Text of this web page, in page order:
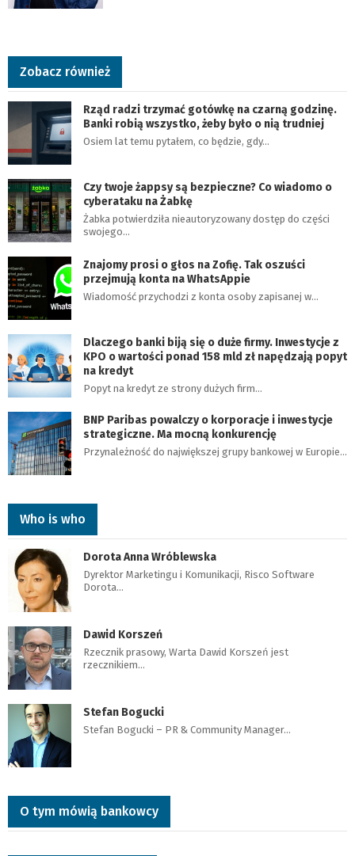
Zobacz również
Rząd radzi trzymać gotówkę na czarną godzinę.
Banki robią wszystko, żeby było o nią trudniej
Osiem lat temu pytałem, co będzie, gdy…
Czy twoje żappsy są bezpieczne? Co wiadomo o
cyberataku na Żabkę
Żabka potwierdziła nieautoryzowany dostęp do części
swojego…
Znajomy prosi o głos na Zofię. Tak oszuści
przejmują konta na WhatsAppie
Wiadomość przychodzi z konta osoby zapisanej w…
Dlaczego banki biją się o duże firmy. Inwestycje z
KPO o wartości ponad 158 mld zł napędzają popyt
na kredyt
Popyt na kredyt ze strony dużych firm…
BNP Paribas powalczy o korporacje i inwestycje
strategiczne. Ma mocną konkurencję
Przynależność do największej grupy bankowej w Europie…
Who is who
Dorota Anna Wróblewska
Dyrektor Marketingu i Komunikacji, Risco Software
Dorota…
Dawid Korszeń
Rzecznik prasowy, Warta Dawid Korszeń jest
rzecznikiem…
Stefan Bogucki
Stefan Bogucki – PR & Community Manager…
O tym mówią bankowcy